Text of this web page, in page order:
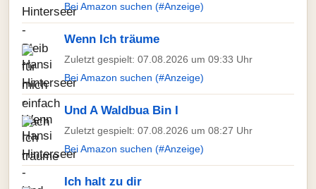
Bei Amazon suchen (#Anzeige)
Wenn Ich träume
Zuletzt gespielt: 07.08.2026 um 09:33 Uhr
Bei Amazon suchen (#Anzeige)
Und A Waldbua Bin I
Zuletzt gespielt: 07.08.2026 um 08:27 Uhr
Bei Amazon suchen (#Anzeige)
Ich halt zu dir